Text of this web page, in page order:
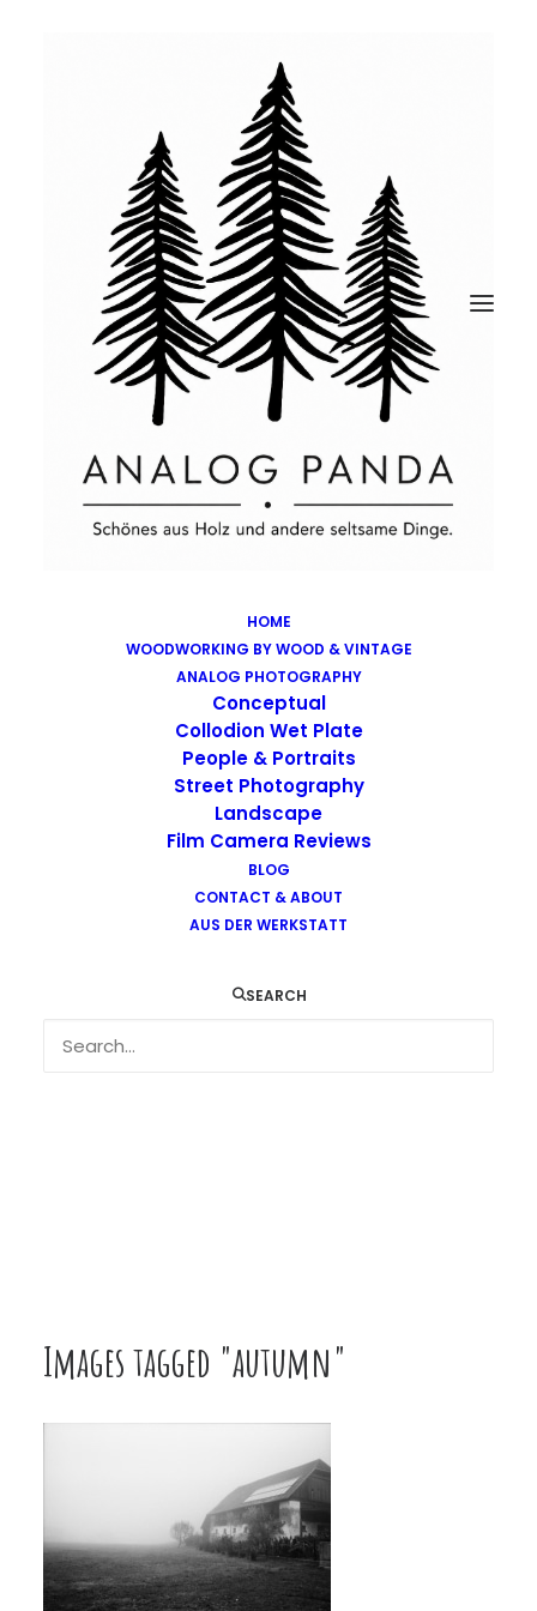
HOME
WOODWORKING BY WOOD & VINTAGE
ANALOG PHOTOGRAPHY
Conceptual
Collodion Wet Plate
People & Portraits
Street Photography
Landscape
Film Camera Reviews
BLOG
CONTACT & ABOUT
AUS DER WERKSTATT
SEARCH
Images tagged "autumn"
Images tagged "autumn"